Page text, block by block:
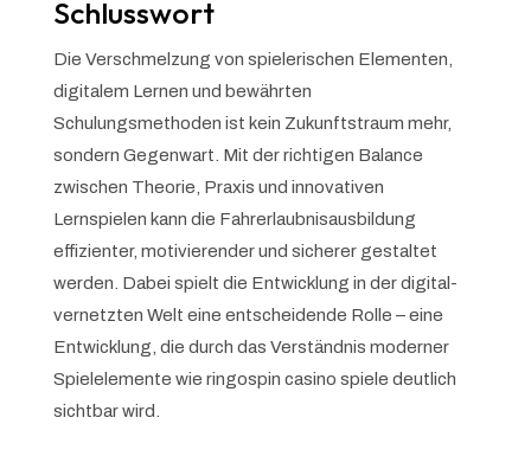
Schlusswort
Die Verschmelzung von spielerischen Elementen,
digitalem Lernen und bewährten
Schulungsmethoden ist kein Zukunftstraum mehr,
sondern Gegenwart. Mit der richtigen Balance
zwischen Theorie, Praxis und innovativen
Lernspielen kann die Fahrerlaubnisausbildung
effizienter, motivierender und sicherer gestaltet
werden. Dabei spielt die Entwicklung in der digital-
vernetzten Welt eine entscheidende Rolle – eine
Entwicklung, die durch das Verständnis moderner
Spielelemente wie ringospin casino spiele deutlich
sichtbar wird.